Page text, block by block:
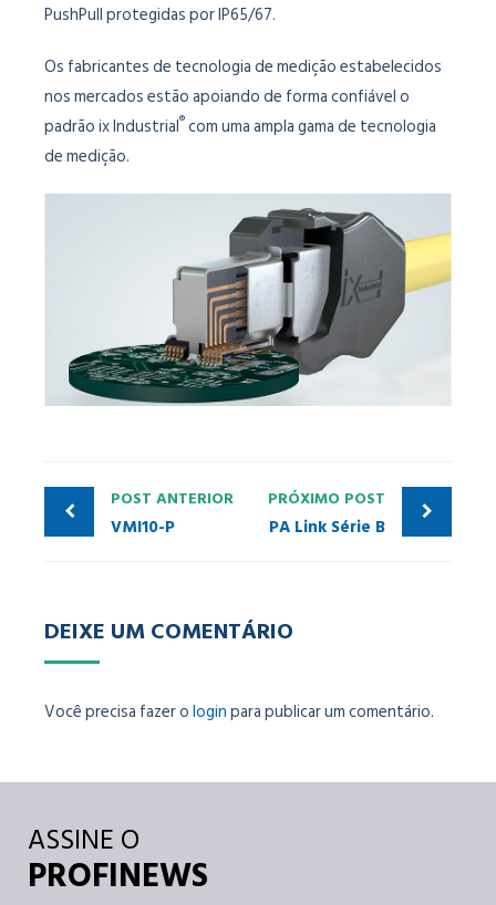
PushPull protegidas por IP65/67.
Os fabricantes de tecnologia de medição estabelecidos
nos mercados estão apoiando de forma confiável o
padrão ix Industrial®com uma ampla gama de tecnologia
de medição.
POST ANTERIOR
VMI10-P
PRÓXIMO POST
PA Link Série B
DEIXE UM COMENTÁRIO
Você precisa fazer ologinpara publicar um comentário.
ASSINE O
PROFINEWS